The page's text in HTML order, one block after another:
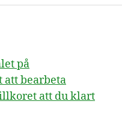
på
att bearbeta
att du klart